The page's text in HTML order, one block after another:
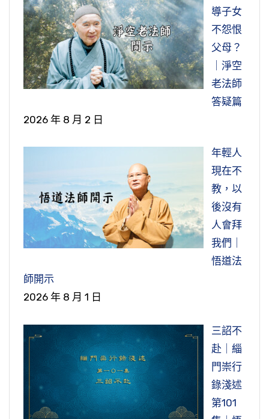
導子女
不怨恨
父母？
｜淨空
老法師
答疑篇
2026 年 8 月 2 日
年輕人
現在不
教，以
後沒有
人會拜
我們｜
悟道法
師開示
2026 年 8 月 1 日
三詔不
赴｜緇
門崇行
錄淺述
第101